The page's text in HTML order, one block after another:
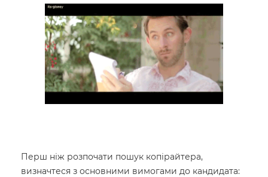
Перш ніж розпочати пошук копірайтера,
визначтеся з основними вимогами до кандидата: